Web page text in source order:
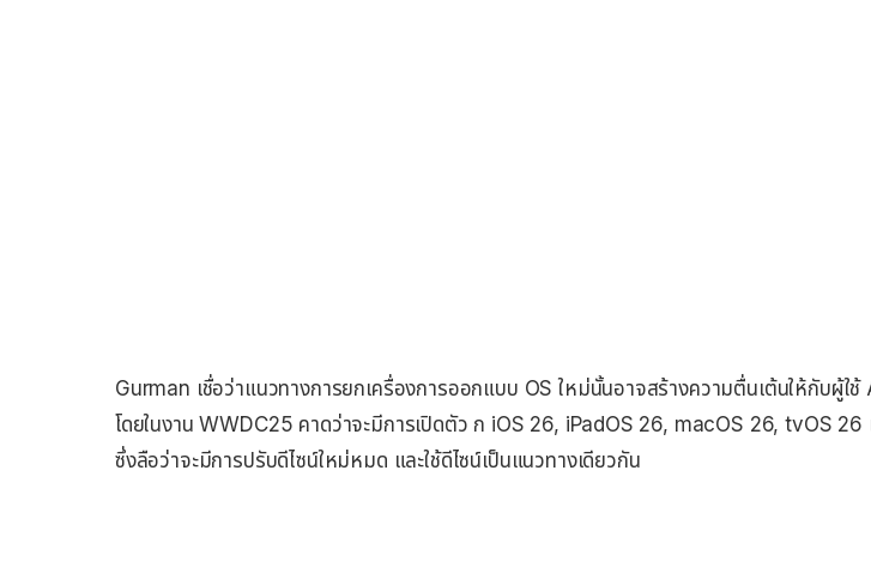
Gurman เชื่อว่าแนวทางการยกเครื่องการออกแบบ OS ใหม่นั้นอาจสร้างความตื่นเต้นให้กับผู้ใ
โดยในงาน WWDC25 คาดว่าจะมีการเปิดตัว ก iOS 26, iPadOS 26, macOS 26, tvOS
ซึ่งลือว่าจะมีการปรับดีไซน์ใหม่หมด และใช้ดีไซน์เป็นแนวทางเดียวกัน